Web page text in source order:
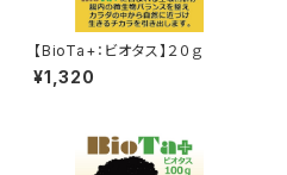
【BioTa+：ビオタス】２０ｇ
¥1,320